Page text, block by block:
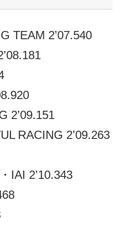
ー
TEAM 2’07.540
2’09.151
RACING 2’09.263
IAI 2’10.343